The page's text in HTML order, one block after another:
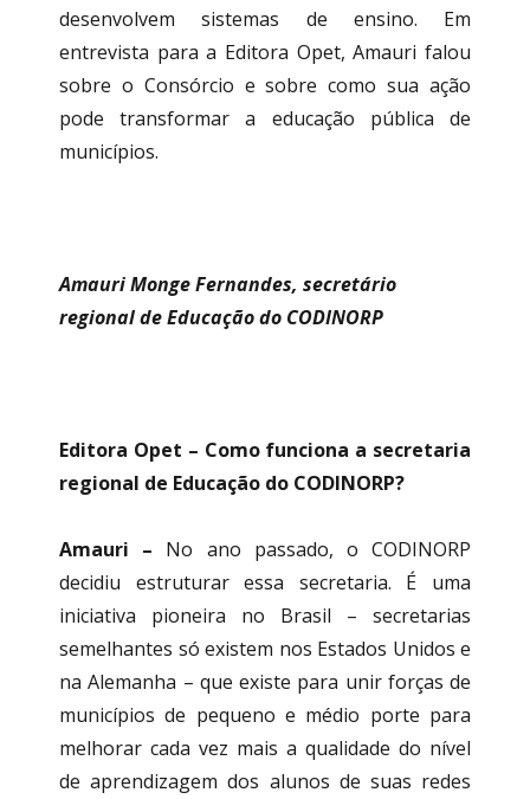
desenvolvem sistemas de ensino. Em
entrevista para a Editora Opet, Amauri falou
sobre o Consórcio e sobre como sua ação
pode transformar a educação pública de
municípios.
Amauri Monge Fernandes, secretário
regional de Educação do CODINORP
Editora Opet – Como funciona a secretaria
regional de Educação do CODINORP?
Amauri – No ano passado, o CODINORP
decidiu estruturar essa secretaria. É uma
iniciativa pioneira no Brasil – secretarias
semelhantes só existem nos Estados Unidos e
na Alemanha – que existe para unir forças de
municípios de pequeno e médio porte para
melhorar cada vez mais a qualidade do nível
de aprendizagem dos alunos de suas redes